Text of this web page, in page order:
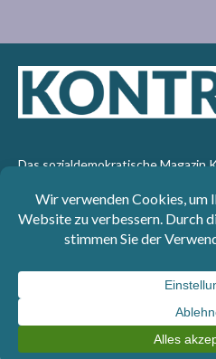
Das sozialdemokratische
Gesellschaft, Staat und
emanzipatorischen Standpunkt
sozialen Gerechtigkeit auf die
: SPÖ-Klub - 1017
3393 - e-mail:
Datenschutzerklärung